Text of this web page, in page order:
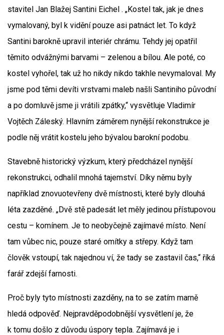
stavitel Jan Blažej Santini Eichel . „Kostel tak, jak je dnes
vymalovaný, byl k vidění pouze asi patnáct let. To když
Santini barokně upravil interiér chrámu. Tehdy jej opatřil
těmito odvážnými barvami – zelenou a bílou. Ale poté, co
kostel vyhořel, tak už ho nikdy nikdo takhle nevymaloval. My
jsme pod těmi devíti vrstvami maleb našli Santiniho původní
a po domluvě jsme ji vrátili zpátky,“ vysvětluje Vladimír
Vojtěch Záleský. Hlavním záměrem nynější rekonstrukce je
podle něj vrátit kostelu jeho bývalou barokní podobu.
Stavebně historický výzkum, který předcházel nynější
rekonstrukci, odhalil mnohá tajemství. Díky němu byly
například znovuotevřeny dvě místnosti, které byly dlouhá
léta zazděné. „Dvě stě padesát let měly jedinou přístupovou
cestu – komínem. Je to neobyčejně zajímavé místo. Není
tam vůbec nic, pouze staré omítky a střepy. Když tam
člověk vstoupí, tak najednou ví, že tady se zastavil čas,“ říká
farář zdejší farnosti.
Proč byly tyto místnosti zazděny, na to se zatím marně
hledá odpověď. Nejpravděpodobnější vysvětlení je, že
k tomu došlo z důvodu úspory tepla. Zajímavá je i